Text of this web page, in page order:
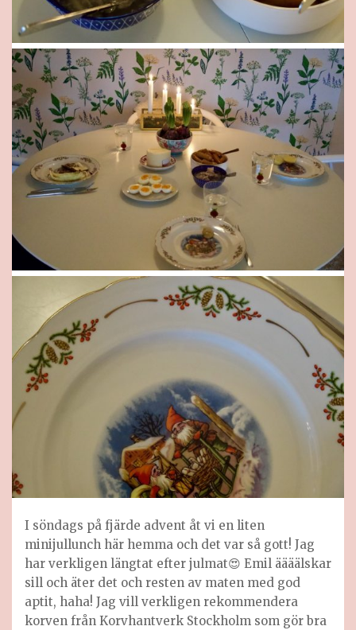
I söndags på fjärde advent åt vi en liten
minijullunch här hemma och det var så gott! Jag
har verkligen längtat efter julmat😍 Emil äääälskar
sill och äter det och resten av maten med god
aptit, haha! Jag vill verkligen rekommendera
korven från Korvhantverk Stockholm som gör bra